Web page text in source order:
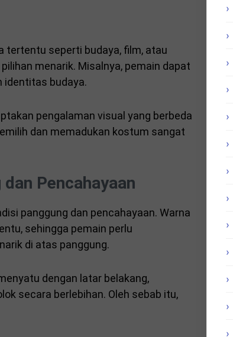
tertentu seperti budaya, film, atau
menarik. Misalnya, pemain dapat
identitas budaya.
pengalaman visual yang berbeda
dan memadukan kostum sangat
Pencahayaan
panggung dan pencahayaan. Warna
sehingga pemain perlu
di atas panggung.
dengan latar belakang,
secara berlebihan. Oleh sebab itu,